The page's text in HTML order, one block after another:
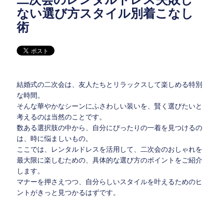
ない選び方スタイル別着こなし
術
結婚式の二次会は、友人たちとリラックスして楽しめる特別
な時間。
そんな華やかなシーンにふさわしい装いを、賢く選びたいと
考えるのは当然のことです。
数ある選択肢の中から、自分にぴったりの一着を見つけるの
は、時に悩ましいもの。
ここでは、レンタルドレスを活用して、二次会のおしゃれを
最大限に楽しむための、具体的な選び方のポイントをご紹介
します。
マナーを押さえつつ、自分らしいスタイルを叶えるためのヒ
ントがきっと見つかるはずです。